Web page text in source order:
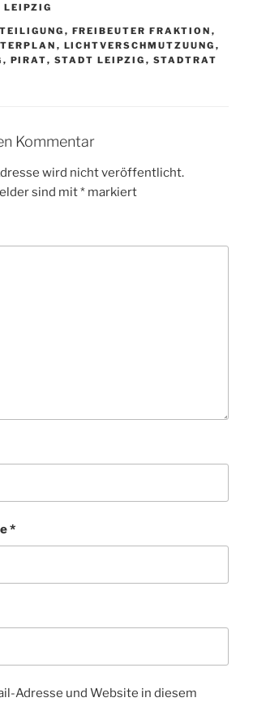
LEIPZIG
, FREIBEUTER FRAKTION ,
, LICHTVERSCHMUTZUUNG ,
, PIRAT, STADT LEIPZIG , STADTRAT
Kommentar
wird nicht veröffentlicht.
sind mit* markiert
*
Adresse und Website in diesem